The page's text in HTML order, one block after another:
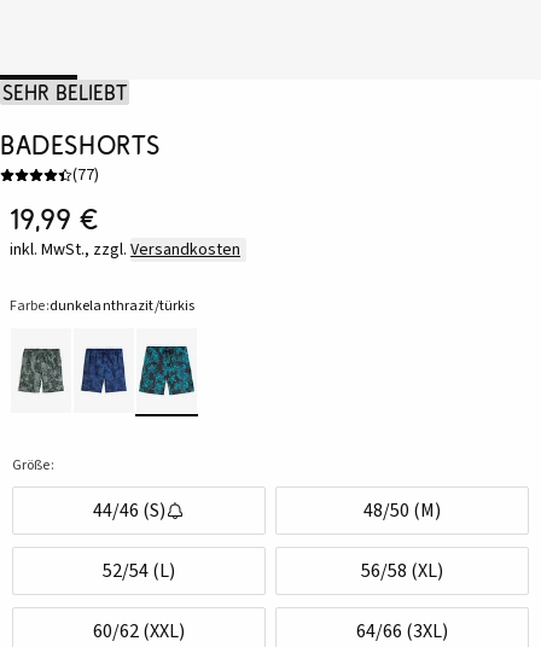
Sehr beliebt
Badeshorts
(77)
19,99 €
inkl. MwSt., zzgl. Versandkosten
Farbe:dunkelanthrazit/türkis
Größe:
44/46 (S) 48/50 (M)
52/54 (L) 56/58 (XL)
60/62 (XXL) 64/66 (3XL)